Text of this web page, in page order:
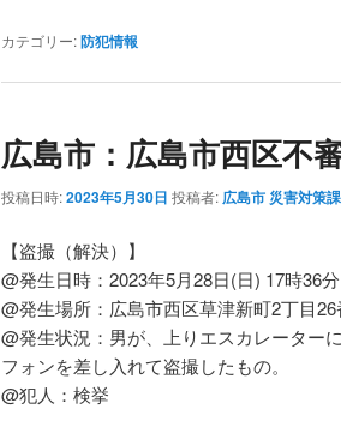
カテゴリー:防犯情報
広島市：広島市西区不
投稿日時:2023年5月30日 投稿者: 広島市 災害対策課
【盗撮（解決）】
@発生日時：2023年5月28日(日) 17時36
@発生場所：広島市西区草津新町2丁目26
@発生状況：男が、上りエスカレーター
フォンを差し入れて盗撮したもの。
@犯人：検挙